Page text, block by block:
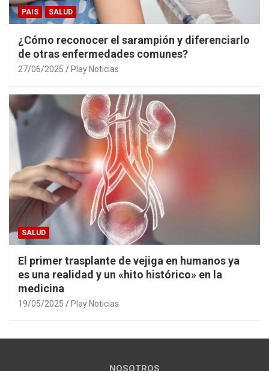
PAIS SALUD
¿Cómo reconocer el sarampión y diferenciarlo
de otras enfermedades comunes?
27/06/2025 Play Noticias
SALUD
El primer trasplante de vejiga en humanos ya
es una realidad y un «hito histórico» en la
medicina
19/05/2025 Play Noticias
NOSOTROS